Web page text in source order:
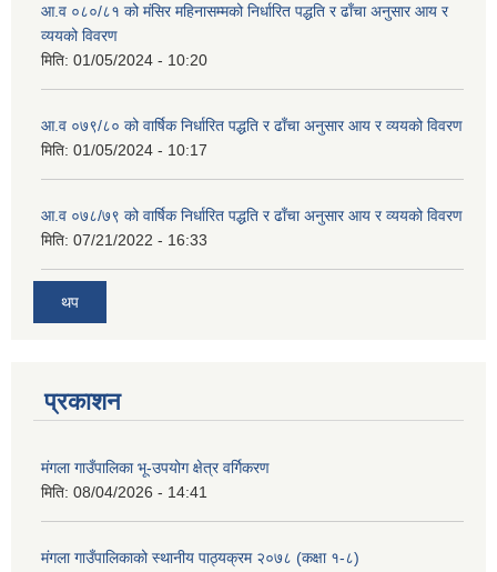
आ.व ०८०/८१ को मंसिर महिनासम्मको निर्धारित पद्धति र ढाँचा अनुसार आय र
व्ययको विवरण
मिति: 01/05/2024 - 10:20
आ.व ०७९/८० को वार्षिक निर्धारित पद्धति र ढाँचा अनुसार आय र व्ययको विवरण
मिति: 01/05/2024 - 10:17
आ.व ०७८/७९ को वार्षिक निर्धारित पद्धति र ढाँचा अनुसार आय र व्ययको विवरण
मिति: 07/21/2022 - 16:33
थप
प्रकाशन
मंगला गाउँपालिका भू-उपयोग क्षेत्र वर्गिकरण
मिति: 08/04/2026 - 14:41
मंगला गाउँपालिकाको स्थानीय पाठ्यक्रम २०७८ (कक्षा १-८)